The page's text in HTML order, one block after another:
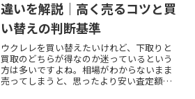
違いを解説｜高く売るコツと買
い替えの判断基準
ウクレレを買い替えたいけれど、下取りと
買取のどちらが得なのか迷っているという
方は多いですよね。相場がわからないまま
売ってしまうと、思ったより安い査定額に